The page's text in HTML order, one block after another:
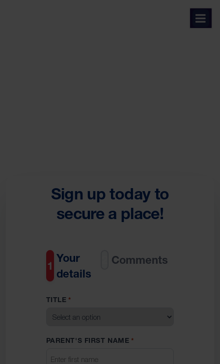
Sign up today to
secure a place!
1
Your
details
Comments
TITLE *
PARENT'S FIRST NAME *